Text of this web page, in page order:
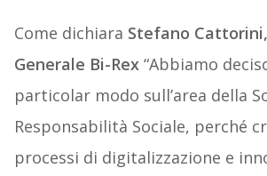
Come dichiara Stefano
Generale Bi-Rex“Abbiamo
particolar modo sull’area della
Responsabilità Sociale, perché
processi di digitalizzazione e